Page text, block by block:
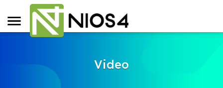
Video